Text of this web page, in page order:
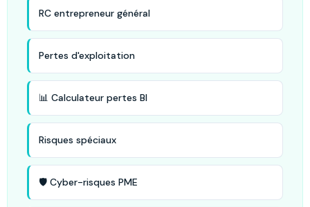
RC entrepreneur général
Pertes d'exploitation
📊 Calculateur pertes BI
Risques spéciaux
🛡️ Cyber-risques PME